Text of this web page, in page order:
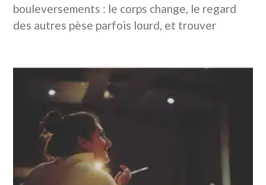
bouleversements : le corps change, le regard
des autres pèse parfois lourd, et trouver